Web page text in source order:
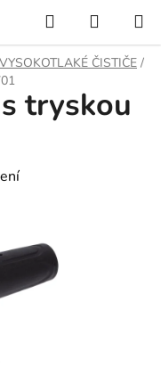
Hledat
KOŠÍK
ČISTIČE /
tryskou